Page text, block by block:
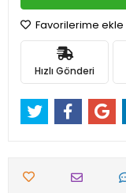
Favorilerime ekle
Hızlı Gönderi